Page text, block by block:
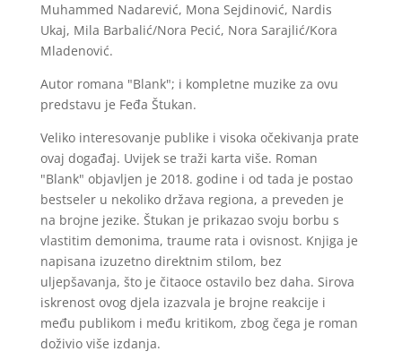
Muhammed Nadarević, Mona Sejdinović, Nardis
Ukaj, Mila Barbalić/Nora Pecić, Nora Sarajlić/Kora
Mladenović.
Autor romana "Blank"; i kompletne muzike za ovu
predstavu je Feđa Štukan.
Veliko interesovanje publike i visoka očekivanja prate
ovaj događaj. Uvijek se traži karta više. Roman
"Blank" objavljen je 2018. godine i od tada je postao
bestseler u nekoliko država regiona, a preveden je
na brojne jezike. Štukan je prikazao svoju borbu s
vlastitim demonima, traume rata i ovisnost. Knjiga je
napisana izuzetno direktnim stilom, bez
uljepšavanja, što je čitaoce ostavilo bez daha. Sirova
iskrenost ovog djela izazvala je brojne reakcije i
među publikom i među kritikom, zbog čega je roman
doživio više izdanja.